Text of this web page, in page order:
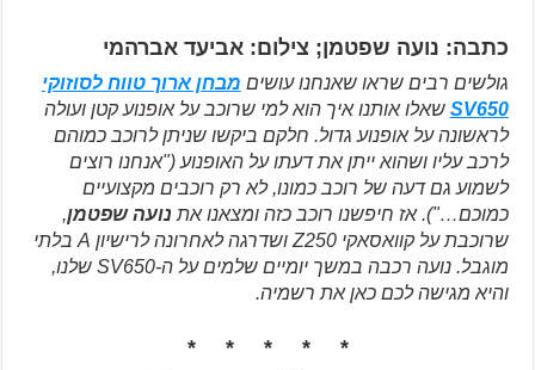
כתבה: נועה שפטמן; צילום: אביעד אברהמי
גולשים רבים שראו שאנחנו עושים מבחן ארוך טווח לסוזוקי
SV650 שאלו אותנו איך הוא למי שרוכב על אופנוע קטן ועולה
לראשונה על אופנוע גדול. חלקם ביקשו שניתן לרוכב כמוהם
לרכב עליו ושהוא ייתן את דעתו על האופנוע ("אנחנו רוצים
לשמוע גם דעה של רוכב כמונו, לא רק רוכבים מקצועיים
כמוכם…"). אז חיפשנו רוכב כזה ומצאנו את נועה שפטמן,
שרוכבת על קוואסאקי Z250 ושדרגה לאחרונה לרישיון A בלתי
מוגבל. נועה רכבה במשך יומיים שלמים על ה-SV650 שלנו,
והיא מגישה לכם כאן את רשמיה.
* * * * *